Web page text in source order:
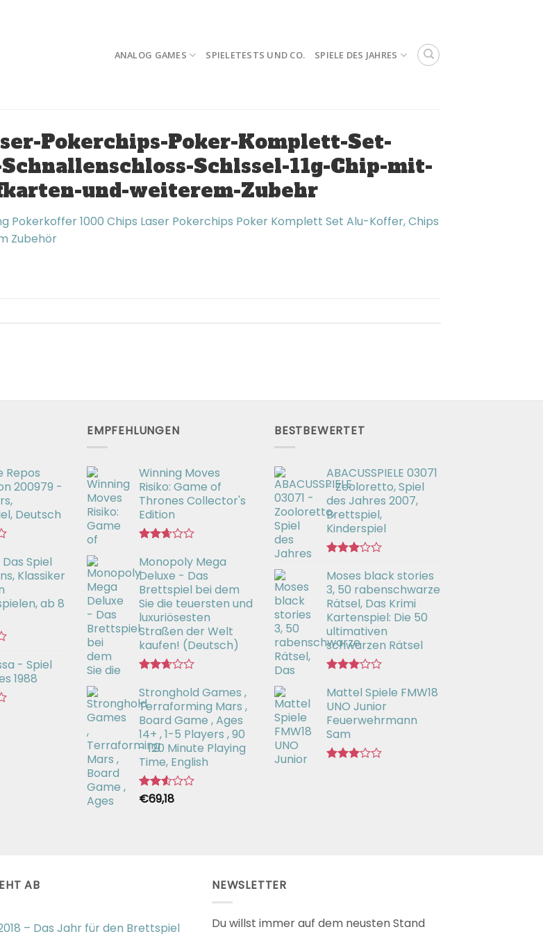
ANALOG GAMES SPIELETESTS UND CO. SPIELE DES JAHRES
Pokerchips-Poker-Komplett-Set-
Schlssel-11g-Chip-mit-
und-weiterem-Zubehr
Pokerkoffer 1000 Chips Laser Pokerchips Poker Komplett Set Alu-Koffer, Chips
Zubehör
Repos
200979 -
Deutsch
Spiel
Klassiker
ab 8
- Spiel
1988
EMPFEHLUNGEN
Winning Moves
Risiko: Game of
Thrones Collector's
Edition
mit
2.66
von 5
Monopoly Mega
Deluxe - Das
Brettspiel bei dem
Sie die teuersten und
luxuriösesten
Straßen der Welt
kaufen! (Deutsch)
mit
2.64
von 5
Stronghold Games ,
Terraforming Mars ,
Board Game , Ages
14+ , 1-5 Players , 90
- 120 Minute Playing
Time, English
Bewertet
€69,18
BESTBEWERTET
ABACUSSPIELE 03071
- Zooloretto, Spiel
des Jahres 2007,
Brettspiel,
Kinderspiel
mit
3.02
von 5
Moses black stories
3, 50 rabenschwarze
Rätsel, Das Krimi
Kartenspiel: Die 50
ultimativen
schwarzen Rätsel
mit
3.00
von 5
Mattel Spiele FMW18
UNO Junior
Feuerwehrmann
Sam
AB
– Das Jahr für den Brettspiel
NEWSLETTER
Du willst immer auf dem neusten Stand